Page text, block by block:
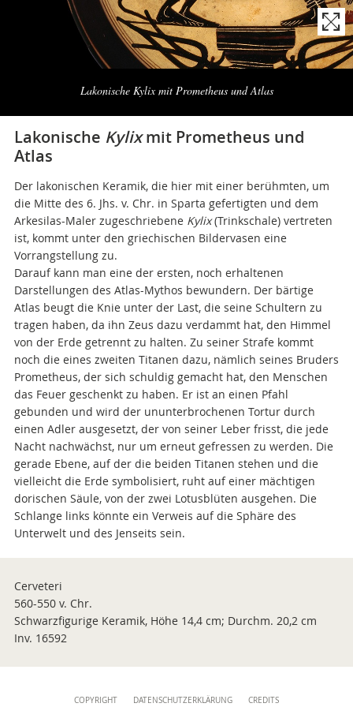
Lakonische Kylix mit Prometheus und Atlas
photogallery
Lakonische Kylixmit Prometheus und
Atlas
Der lakonischen Keramik, die hier mit einer berühmten, um
die Mitte des 6. Jhs. v. Chr. in Sparta gefertigten und dem
Arkesilas-Maler zugeschriebene Kylix(Trinkschale) vertreten
ist, kommt unter den griechischen Bildervasen eine
Vorrangstellung zu.
Darauf kann man eine der ersten, noch erhaltenen
Darstellungen des Atlas-Mythos bewundern. Der bärtige
Atlas beugt die Knie unter der Last, die seine Schultern zu
tragen haben, da ihn Zeus dazu verdammt hat, den Himmel
von der Erde getrennt zu halten. Zu seiner Strafe kommt
noch die eines zweiten Titanen dazu, nämlich seines Bruders
Prometheus, der sich schuldig gemacht hat, den Menschen
das Feuer geschenkt zu haben. Er ist an einen Pfahl
gebunden und wird der ununterbrochenen Tortur durch
einen Adler ausgesetzt, der von seiner Leber frisst, die jede
Nacht nachwächst, nur um erneut gefressen zu werden. Die
gerade Ebene, auf der die beiden Titanen stehen und die
vielleicht die Erde symbolisiert, ruht auf einer mächtigen
dorischen Säule, von der zwei Lotusblüten ausgehen. Die
Schlange links könnte ein Verweis auf die Sphäre des
Unterwelt und des Jenseits sein.
Cerveteri
560-550 v. Chr.
Schwarzfigurige Keramik, Höhe 14,4 cm; Durchm. 20,2 cm
Inv. 16592
COPYRIGHT DATENSCHUTZERKLÄRUNG CREDITS